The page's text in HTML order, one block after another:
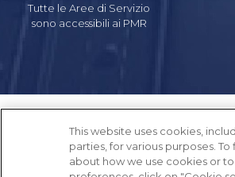
Tutte le Aree di Servizio
sono accessibili ai PMR
This website uses cookies,
parties, for various purposes.
about how we use cookies or